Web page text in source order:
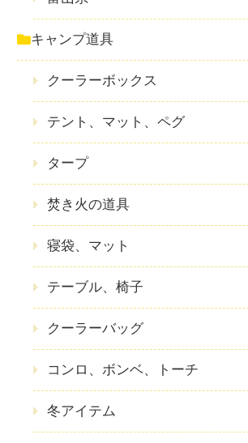
キャンプ道具
クーラーボックス
テント、マット、ペグ
タープ
焚き火の道具
寝袋、マット
テーブル、椅子
クーラーバッグ
コンロ、ボンベ、トーチ
冬アイテム